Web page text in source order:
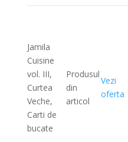
Jamila
Cuisine
vol. III,
Curtea
Veche,
Carti de
bucate
Produsul
din
articol
Vezi
oferta